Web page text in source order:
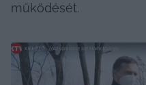
működését.